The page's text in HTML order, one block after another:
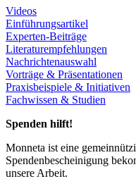
Videos
Einführungsartikel
Experten-Beiträge
Literaturempfehlungen
Nachrichtenauswahl
Vorträge & Präsentationen
Praxisbeispiele & Initiativen
Fachwissen & Studien
Spenden hilft!
Monneta ist eine
Spendenbescheinigung
unsere Arbeit.